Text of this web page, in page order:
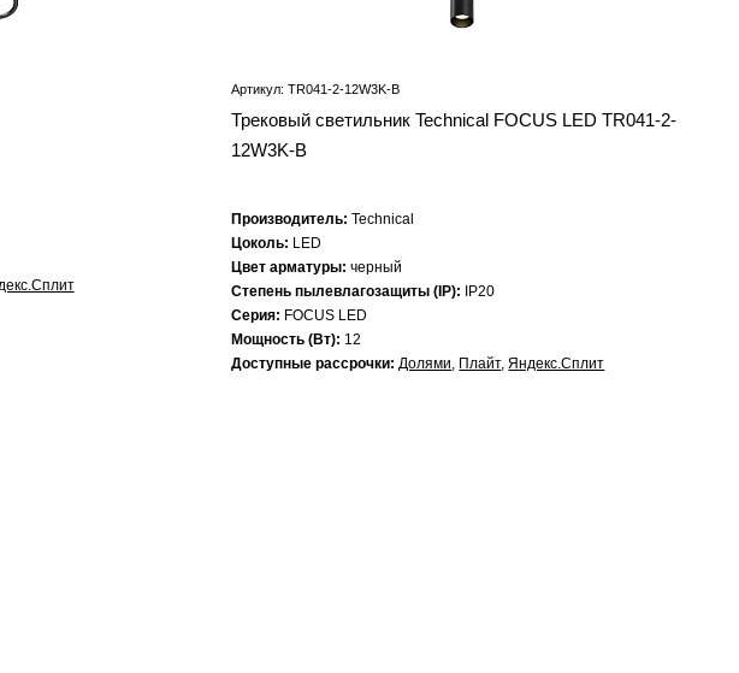
Артикул: TR041-2-12W3K-B
Трековый светильник Technical FOCUS LED TR041-2-
12W3K-B
Производитель:Technical
Цоколь: LED
Цвет арматуры:черный
Степень пылевлагозащиты (IP):
IP20
Серия: FOCUS LED
Мощность (Вт): 12
Доступные рассрочки:Долями, Плайт,Яндекс.Сплит